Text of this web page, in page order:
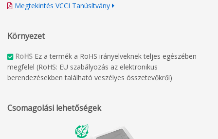
Megtekintés VCCI Tanúsítvány
Környezet
RoHS Ez a termék a RoHS irányelveknek teljes egészében
megfelel (RoHS: EU szabályozás az elektronikus
berendezésekben található veszélyes összetevőkről)
Csomagolási lehetőségek